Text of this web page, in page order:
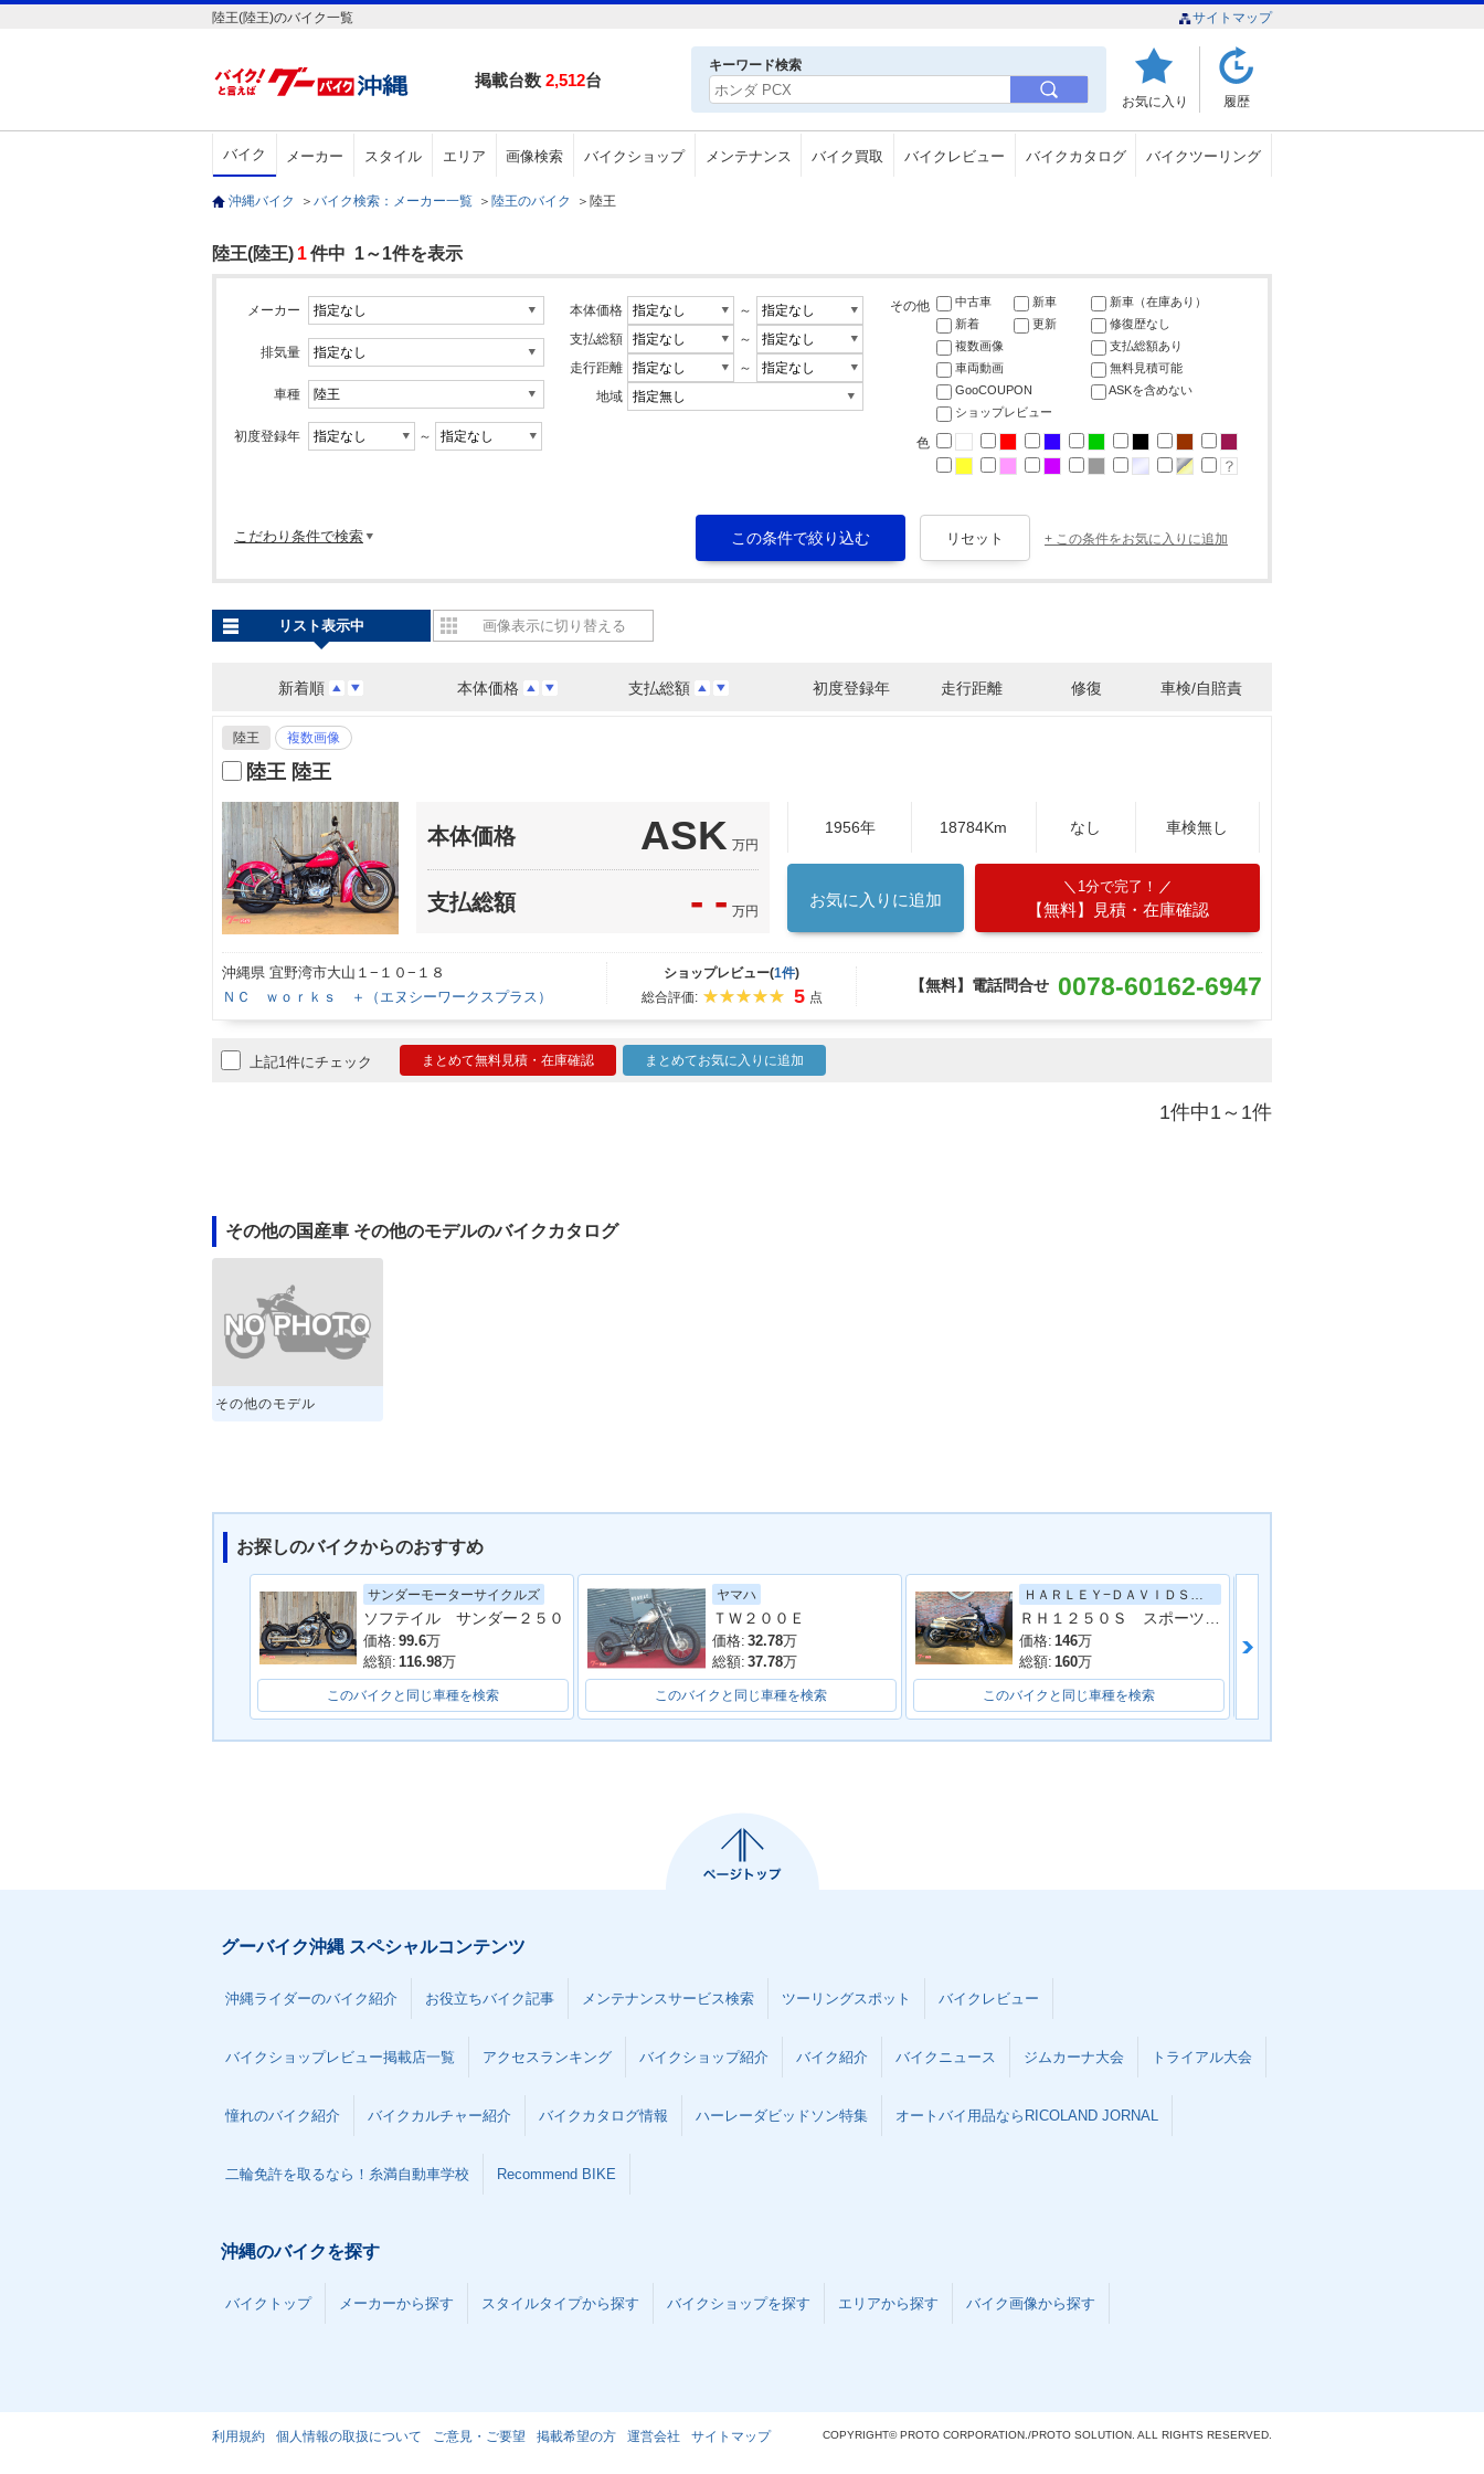
陸王(陸王)のバイク一覧 サイトマップ
掲載台数 2,512台
キーワード検索
お気に入り 履歴
バイク メーカー スタイル エリア 画像検索 バイクショップ メンテナンス バイク買取 バイクレビュー バイクカタログ バイクツーリング
沖縄バイク ＞ バイク検索：メーカー一覧 ＞ 陸王のバイク ＞ 陸王
陸王(陸王) 1件中 1～1件を表示
メーカー
排気量
車種
初度登録年 ～
本体価格
～
支払総額
～
走行距離
～
地域
その他 中古車 新車
新車（在庫あり）
新着
更新
修復歴なし
複数画像
支払総額あり
車両動画
無料見積可能
GooCOUPON
ASKを含めない
ショップレビュー
色
こだわり条件で検索 + この条件をお気に入りに追加
新着順 本体価格 支払総額 初度登録年 走行距離 修復 車検/自賠責
リスト表示中 画像表示に切り替える
陸王 複数画像
陸王 陸王
本体価格 ASK 万円
支払総額 - - 万円
1956年 18784Km なし 車検無し
お気に入りに追加
1分で完了！
【無料】見積・在庫確認
沖縄県 宜野湾市大山１−１０−１８
ＮＣ ｗｏｒｋｓ ＋（エヌシーワークスプラス）
ショップレビュー(1件)
総合評価:
5 点
【無料】電話問合せ 0078-60162-6947
上記1件にチェック まとめて無料見積・在庫確認 まとめてお気に入りに追加
1件中1～1件
その他の国産車 その他のモデルのバイクカタログ
その他のモデル
お探しのバイクからのおすすめ
サンダーモーターサイクルズ
ソフテイル サンダー２５０
価格: 99.6万
総額: 116.98万
このバイクと同じ車種を検索
ヤマハ
ＴＷ２００Ｅ
価格: 32.78万
総額: 37.78万
このバイクと同じ車種を検索
ＨＡＲＬＥＹ−ＤＡＶＩＤＳＯＮ
価格: 146万
総額: 160万
このバイクと同じ車種を検索
グーバイク沖縄 スペシャルコンテンツ
沖縄ライダーのバイク紹介 お役立ちバイク記事 メンテナンスサービス検索 ツーリングスポット バイクレビュー
バイクショップレビュー掲載店一覧 アクセスランキング バイクショップ紹介 バイク紹介 バイクニュース ジムカーナ大会 トライアル大会
憧れのバイク紹介 バイクカルチャー紹介 バイクカタログ情報 ハーレーダビッドソン特集 オートバイ用品ならRICOLAND JORNAL
二輪免許を取るなら！糸満自動車学校 Recommend BIKE
沖縄のバイクを探す
バイクトップ メーカーから探す スタイルタイプから探す バイクショップを探す エリアから探す バイク画像から探す
利用規約 個人情報の取扱について ご意見・ご要望 掲載希望の方 運営会社 サイトマップ COPYRIGHT© PROTO CORPORATION./PROTO SOLUTION. ALL RIGHTS RESERVED.